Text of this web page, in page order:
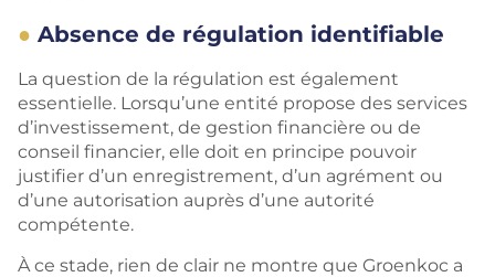
Absence de régulation identifiable
La question de la régulation est également
essentielle. Lorsqu’une entité propose des services
d’investissement, de gestion financière ou de
conseil financier, elle doit en principe pouvoir
justifier d’un enregistrement, d’un agrément ou
d’une autorisation auprès d’une autorité
compétente.
À ce stade, rien de clair ne montre que Groenkoc a